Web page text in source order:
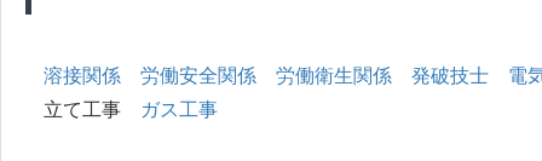
溶接関係 労働安全関係 労働衛生関係 発破技士
電
立て工事
ガス工事